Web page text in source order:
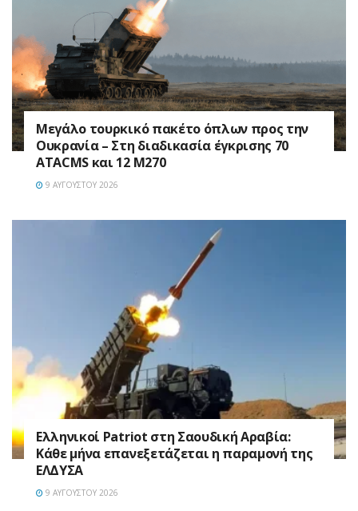
Μεγάλο τουρκικό πακέτο όπλων προς την
Ουκρανία – Στη διαδικασία έγκρισης 70
ATACMS και 12 M270
9 ΑΥΓΟΎΣΤΟΥ 2026
Ελληνικοί Patriot στη Σαουδική Αραβία:
Κάθε μήνα επανεξετάζεται η παραμονή της
ΕΛΔΥΣΑ
9 ΑΥΓΟΎΣΤΟΥ 2026